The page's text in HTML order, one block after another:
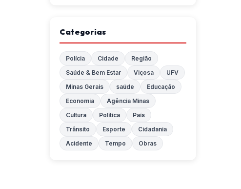
Categorias
Polícia Cidade
Região
Saúde & Bem Estar
Viçosa
UFV
Minas Gerais
saúde
Educação
Economia
Agência Minas
Cultura
Política
País
Trânsito
Esporte
Cidadania
Acidente
Tempo Obras